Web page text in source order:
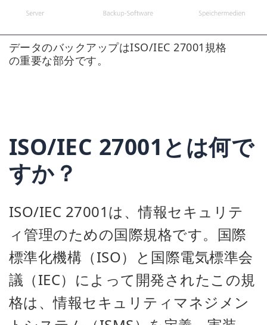
データのバックアップはISO/IEC 27001規格
の重要な部分です。
ISO/IEC 27001とは何で
すか？
ISO/IEC 27001は、情報セキュリテ
ィ管理のための国際規格です。国際
標準化機構（ISO）と国際電気標準会
議（IEC）によって開発されたこの規
格は、情報セキュリティマネジメン